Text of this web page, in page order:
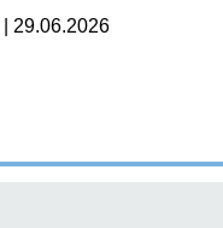
29.06.2026